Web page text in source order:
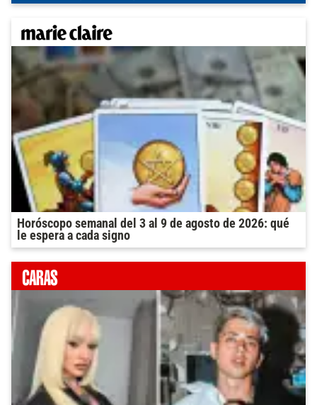
Horóscopo semanal del 3 al 9 de agosto de 2026: qué
le espera a cada signo